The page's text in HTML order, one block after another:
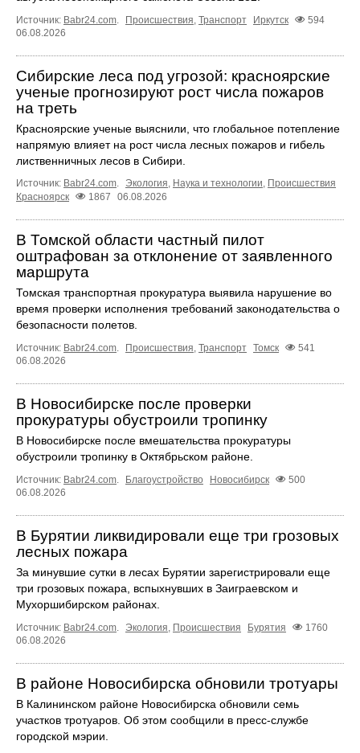
Источник: Babr24.com Происшествия Транспорт Иркутск
594
06.08.2026
Сибирские леса под угрозой: красноярские
ученые прогнозируют рост числа пожаров
на треть
Красноярские ученые выяснили, что глобальное потепление
напрямую влияет на рост числа лесных пожаров и гибель
лиственничных лесов в Сибири.
Источник: Babr24.com Экология Наука и технологии Происшествия
Красноярск
1867 06.08.2026
В Томской области частный пилот
оштрафован за отклонение от заявленного
маршрута
Томская транспортная прокуратура выявила нарушение во
время проверки исполнения требований законодательства о
безопасности полетов.
Источник: Babr24.com. Происшествия, Транспорт Томск
541
06.08.2026
В Новосибирске после проверки
прокуратуры обустроили тропинку
В Новосибирске после вмешательства прокуратуры
обустроили тропинку в Октябрьском районе.
Источник: Babr24.com. Благоустройство Новосибирск
500
06.08.2026
В Бурятии ликвидировали еще три грозовых
лесных пожара
За минувшие сутки в лесах Бурятии зарегистрировали еще
три грозовых пожара, вспыхнувших в Заиграевском и
Мухоршибирском районах.
Источник: Babr24.com. Экология, Происшествия Бурятия
1760
06.08.2026
В районе Новосибирска обновили тротуары
В Калининском районе Новосибирска обновили семь
участков тротуаров. Об этом сообщили в пресс-службе
городской мэрии.